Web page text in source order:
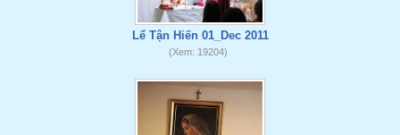
Lể Tận Hiến 01_Dec 2011
(Xem: 19204)